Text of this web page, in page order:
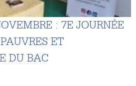
: 7E JOURNÉE
ET
DU BAC